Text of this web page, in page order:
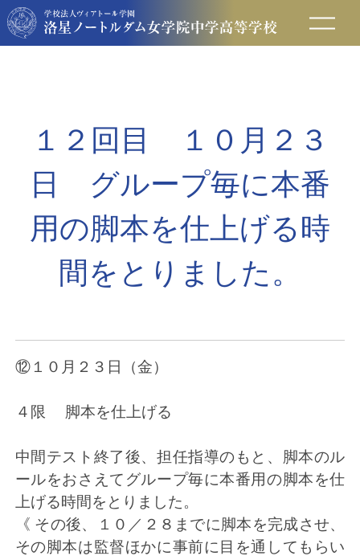
保護者の方へ
卒業生の方へ
入試情報
アクセス
資料請求
１２回目 １０月２３
日 グループ毎に本番
用の脚本を仕上げる時
間をとりました。
⑫１０月２３日（金）
４限 脚本を仕上げる
中間テスト終了後、担任指導のもと、脚本のル
ールをおさえてグループ毎に本番用の脚本を仕
上げる時間をとりました。
《 その後、１０／２８までに脚本を完成させ、
その脚本は監督ほかに事前に目を通してもらい